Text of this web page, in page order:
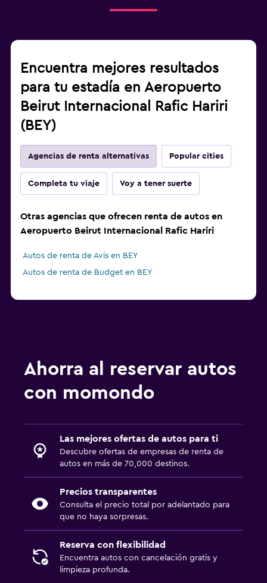
Encuentra mejores resultados
para tu estadía en Aeropuerto
Beirut Internacional Rafic Hariri
(BEY)
Agencias de renta alternativas Popular cities
Completa tu viaje Voy a tener suerte
Otras agencias que ofrecen renta de autos en
Aeropuerto Beirut Internacional Rafic Hariri
Autos de renta de Avis en BEY
Autos de renta de Budget en BEY
Ahorra al reservar autos
con momondo
Las mejores ofertas de autos para ti
Descubre ofertas de empresas de renta de
autos en más de 70,000 destinos.
Precios transparentes
Consulta el precio total por adelantado para
que no haya sorpresas.
Reserva con flexibilidad
Encuentra autos con cancelación gratis y
limpieza profunda.